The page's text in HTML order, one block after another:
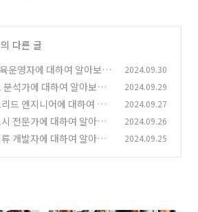
다른 글
운영자에 대하여 알아보자
2024.09.30
분석가에 대하여 알아보자 2024.09.29
드 엔지니어에 대하여 알
2024.09.27
전문가에 대하여 알아보
2024.09.26
개발자에 대하여 알아보
2024.09.25